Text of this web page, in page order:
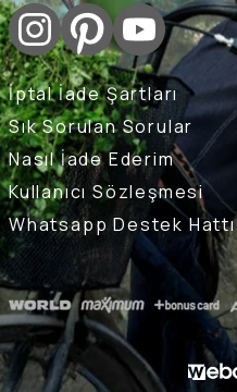
İptal İade Şartları
Sık Sorulan Sorular
Nasıl İade Ederim
Kullanıcı Sözleşmesi
Whatsapp Destek Hattı